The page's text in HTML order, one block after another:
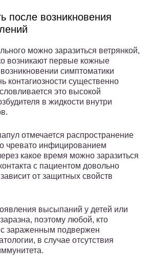
после возникновения
можно заразиться ветрянкой,
возникают первые кожные
симптоматики
контагиозности существенно
это высокой
в жидкости внутри
отмечается распространение
чревато инфицированием
какое время можно заразиться
с пациентом довольно
от защитных свойств
высыпаний у детей или
поэтому любой, кто
зараженным подвержен
в случае отсутствия